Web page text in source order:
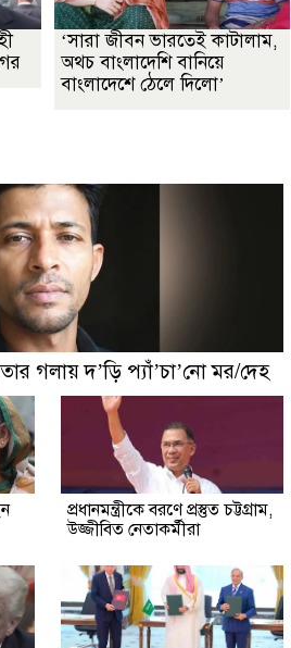
গর
‘সারা জীবন ভারতেই কাটালাম,
অথচ বাংলাদেশি বানিয়ে
বাংলাদেশে ঠেলে দিলো’
গলায় দ’ড়ি প্যাঁ’চা’নো মর/দেহ
প্রধানমন্ত্রীকে বরণে প্রস্তুত চট্টগ্রাম,
উজ্জীবিত নেতাকর্মীরা